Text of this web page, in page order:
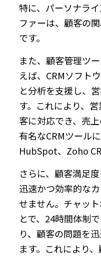
特に、パーソナラ
ファーは、顧客の
です。
また、顧客管理ツ
えば、CRMソフト
と分析を支援し、
す。これにより、
客に対応でき、売
有名なCRMツール
HubSpot、Zoho
さらに、顧客満足
迅速かつ効率的な
せません。チャッ
とで、24時間体制
り、顧客の問題を
ます。これにより